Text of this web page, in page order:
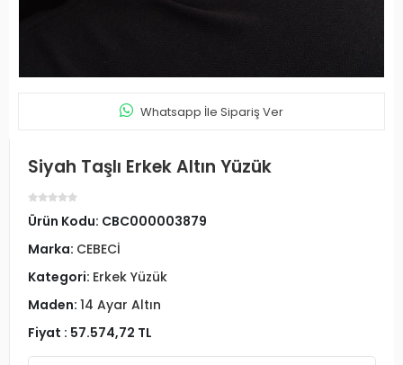
Whatsapp İle Sipariş Ver
Siyah Taşlı Erkek Altın Yüzük
Ürün Kodu: CBC000003879
Marka: CEBECİ
Kategori: Erkek Yüzük
Maden: 14 Ayar Altın
Fiyat : 57.574,72 TL